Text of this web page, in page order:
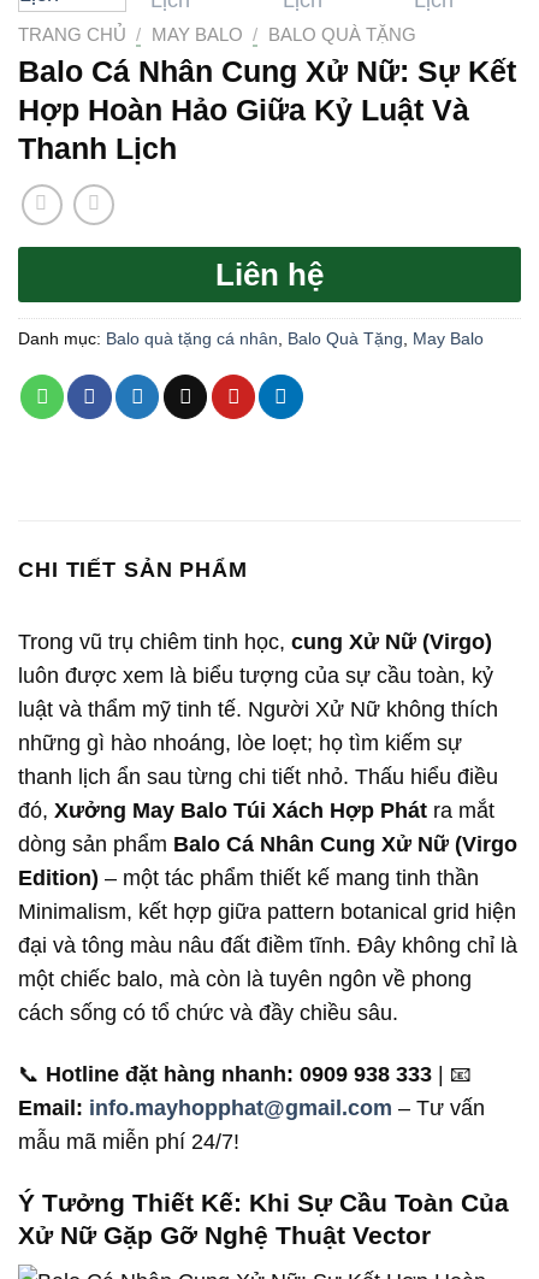
TRANG CHỦ / MAY BALO / BALO QUÀ TẶNG
Balo Cá Nhân Cung Xử Nữ: Sự Kết
Hợp Hoàn Hảo Giữa Kỷ Luật Và
Thanh Lịch
Liên hệ
Danh mục: Balo quà tặng cá nhân, Balo Quà Tặng, May Balo
CHI TIẾT SẢN PHẨM
Trong vũ trụ chiêm tinh học, cung Xử Nữ (Virgo)
luôn được xem là biểu tượng của sự cầu toàn, kỷ
luật và thẩm mỹ tinh tế. Người Xử Nữ không thích
những gì hào nhoáng, lòe loẹt; họ tìm kiếm sự
thanh lịch ẩn sau từng chi tiết nhỏ. Thấu hiểu điều
đó, Xưởng May Balo Túi Xách Hợp Phát ra mắt
dòng sản phẩm Balo Cá Nhân Cung Xử Nữ (Virgo
Edition) – một tác phẩm thiết kế mang tinh thần
Minimalism, kết hợp giữa pattern botanical grid hiện
đại và tông màu nâu đất điềm tĩnh. Đây không chỉ là
một chiếc balo, mà còn là tuyên ngôn về phong
cách sống có tổ chức và đầy chiều sâu.
📞 Hotline đặt hàng nhanh: 0909 938 333 | 📧
Email: info.mayhopphat@gmail.com – Tư vấn
mẫu mã miễn phí 24/7!
Ý Tưởng Thiết Kế: Khi Sự Cầu Toàn Của
Xử Nữ Gặp Gỡ Nghệ Thuật Vector